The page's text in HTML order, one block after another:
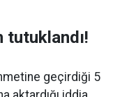
tutuklandı!
geçirdiği 5